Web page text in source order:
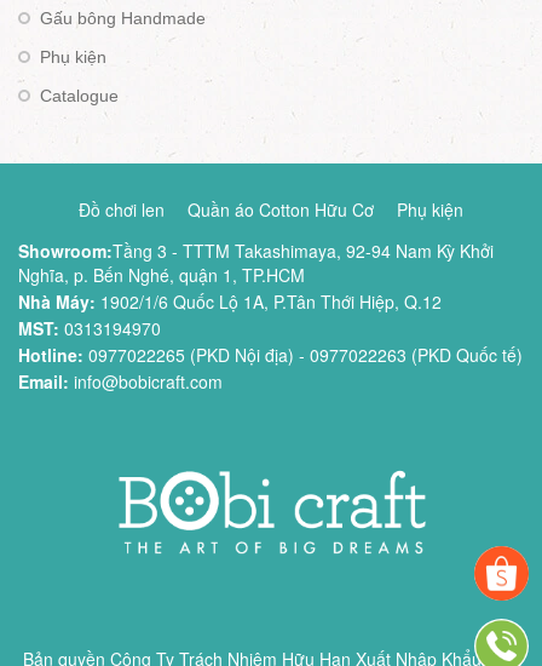
Gấu bông Handmade
Phụ kiện
Catalogue
Đồ chơi len Quần áo Cotton Hữu Cơ
Phụ kiện
Showroom:Tầng 3 - TTTM Takashimaya, 92-94 Nam Kỳ Khởi
Nghĩa, p. Bến Nghé, quận 1, TP.HCM
Nhà Máy: 1902/1/6 Quốc Lộ 1A, P.Tân Thới Hiệp, Q.12
MST: 0313194970
Hotline: 0977022265 (PKD Nội địa) - 0977022263 (PKD Quốc tế)
Email: info@bobicraft.com
Bản quyền Công Ty Trách Nhiệm Hữu Hạn Xuất Nhập Khẩu Bobi